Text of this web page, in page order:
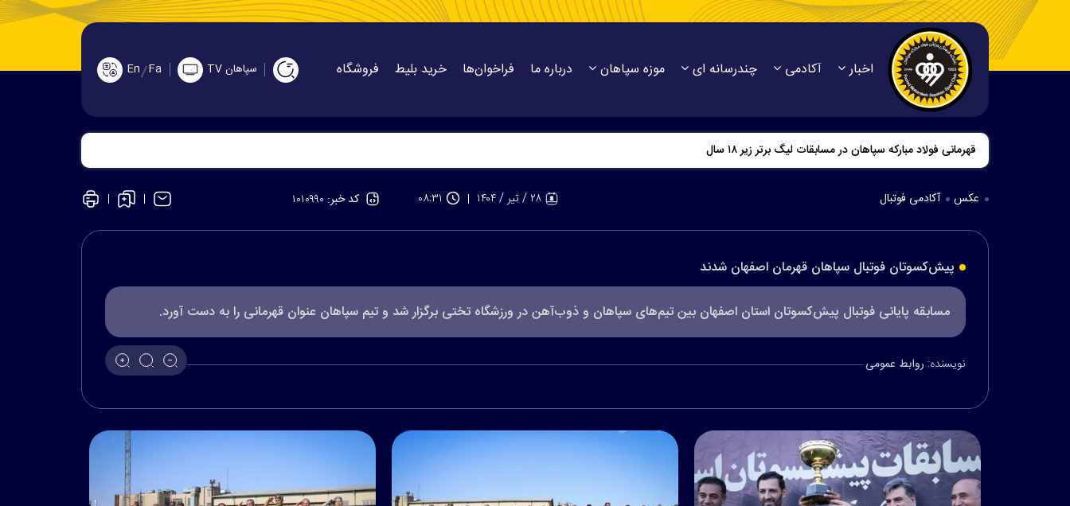
اخبار آکادمی چندرسانه ای موزه سپاهان درباره ما فراخوان‌ها خرید بلیط فروشگاه سپاهان TV Fa
En
قهرمانی فولاد مبارکه سپاهان در مسابقات لیگ برتر زیر ۱۸ سال
عکس آکادمی فوتبال کد خبر: ۱۰۱۰۹۹۰
پیش‌کسوتان فوتبال سپاهان قهرمان اصفهان شدند
مسابقه پایانی فوتبال پیش‌کسوتان استان اصفهان بین تیم‌های سپاهان و ذوب‌آهن در ‌ورزشگاه تختی برگزار شد و تیم سپاهان عنوان قهرمانی را به دست آورد.
نویسنده: روابط عمومی